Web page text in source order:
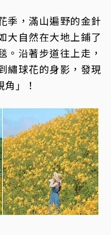
季，滿山遍野的金針
大自然在大地上鋪了
。沿著步道往上走，
繡球花的身影，發現
」！